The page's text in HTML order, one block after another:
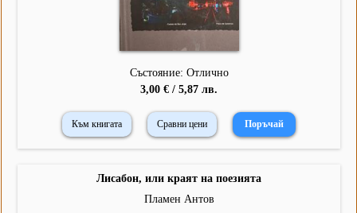
Състояние: Отлично
3,00 € / 5,87 лв.
Към книгата Сравни цени
Лисабон, или краят на поезията
Пламен Антов